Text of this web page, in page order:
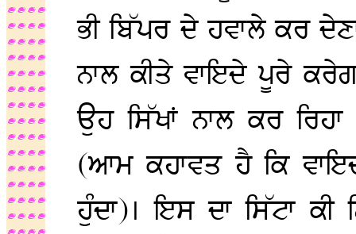
ਭੀ ਬਿੱਪਰ ਦੇ ਹਵਾਲੇ ਕਰ
ਨਾਲ ਕੀਤੇ ਵਾਇਦੇ ਪੂਰੇ
ਉਹ ਸਿੱਖਾਂ ਨਾਲ ਕਰ
(ਆਮ ਕਹਾਵਤ ਹੈ ਕਿ
ਹੁੰਦਾ)। ਇਸ ਦਾ ਸਿੱਟਾ ਕੀ